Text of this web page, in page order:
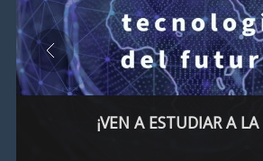
¡VEN A ESTUDIAR A